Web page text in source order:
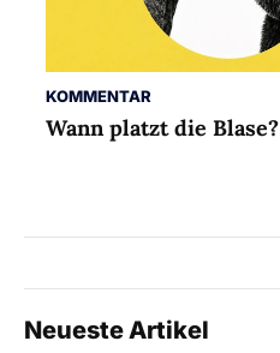
KOMMENTAR
Wann platzt die Blase?
Neueste Artikel